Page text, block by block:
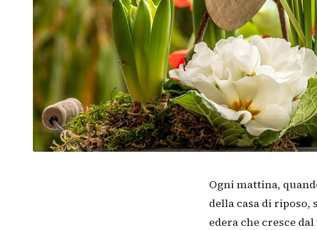
Ogni mattina,
della casa di riposo,
edera che cresce